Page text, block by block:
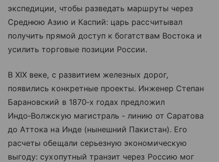
экспедиции, чтобы разведать маршруты через
Среднюю Азию и Каспий: царь рассчитывал
получить прямой доступ к богатствам Востока и
усилить торговые позиции России.
В XIX веке, с развитием железных дорог,
появились конкретные проекты. Инженер Степан
Барановский в 1870‑х годах предложил
Индо‑Волжскую магистраль - линию от Саратова
до Аттока на Инде (нынешний Пакистан). Его
расчеты обещали серьезную экономическую
выгоду: сухопутный транзит через Россию мог